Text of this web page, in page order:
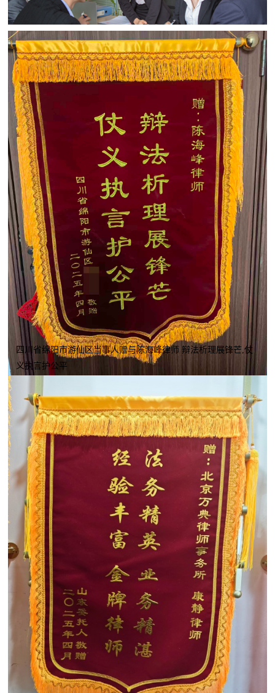
四川省绵阳市游仙区当事人赠与陈海峰律师 辩法析理展锋芒,仗
义执言护公平